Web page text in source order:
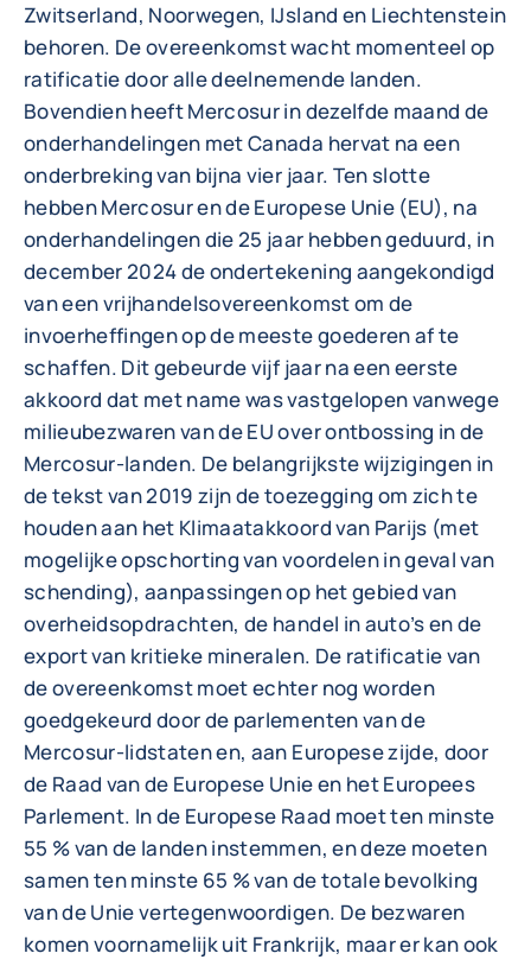
Zwitserland, Noorwegen, IJsland en Liechtenstein
behoren. De overeenkomst wacht momenteel op
ratificatie door alle deelnemende landen.
Bovendien heeft Mercosur in dezelfde maand de
onderhandelingen met Canada hervat na een
onderbreking van bijna vier jaar. Ten slotte
hebben Mercosur en de Europese Unie (EU), na
onderhandelingen die 25 jaar hebben geduurd, in
december 2024 de ondertekening aangekondigd
van een vrijhandelsovereenkomst om de
invoerheffingen op de meeste goederen af te
schaffen. Dit gebeurde vijf jaar na een eerste
akkoord dat met name was vastgelopen vanwege
milieubezwaren van de EU over ontbossing in de
Mercosur-landen. De belangrijkste wijzigingen in
de tekst van 2019 zijn de toezegging om zich te
houden aan het Klimaatakkoord van Parijs (met
mogelijke opschorting van voordelen in geval van
schending), aanpassingen op het gebied van
overheidsopdrachten, de handel in auto’s en de
export van kritieke mineralen. De ratificatie van
de overeenkomst moet echter nog worden
goedgekeurd door de parlementen van de
Mercosur-lidstaten en, aan Europese zijde, door
de Raad van de Europese Unie en het Europees
Parlement. In de Europese Raad moet ten minste
55 % van de landen instemmen, en deze moeten
samen ten minste 65 % van de totale bevolking
van de Unie vertegenwoordigen. De bezwaren
komen voornamelijk uit Frankrijk, maar er kan ook